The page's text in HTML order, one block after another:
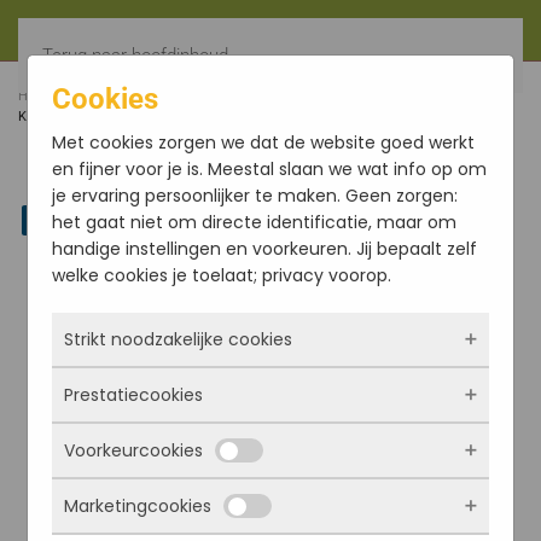
Terug naar hoofdinhoud
HOME FILTER
KATOEN
Linkedin
Cookies
Met cookies zorgen we dat de website goed werkt
en fijner voor je is. Meestal slaan we wat info op om
je ervaring persoonlijker te maken. Geen zorgen:
het gaat niet om directe identificatie, maar om
handige instellingen en voorkeuren. Jij bepaalt zelf
welke cookies je toelaat; privacy voorop.
Strikt noodzakelijke cookies
Deze cookies zorgen ervoor dat de website
überhaupt werkt. Ze zijn dus altijd actief en
kunnen niet worden uitgezet. Meestal worden
ze alleen geplaatst als jij iets doet, zoals
inloggen, een formulier invullen of je
Prestatiecookies
Met deze cookies zien we hoe vaak onze site
bezocht wordt, waar bezoekers vandaan
komen en welke pagina’s populair zijn. Zo
Voorkeurcookies
Deze cookies onthouden jouw voorkeuren.
Marketingcookies